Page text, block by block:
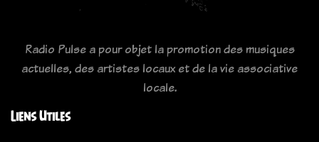
Radio Pulse a pour objet la promotion des musiques
actuelles, des artistes locaux et de la vie associative
locale.
Liens Utiles